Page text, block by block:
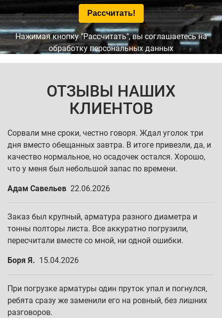
Нажимая кнопку "Рассчитать", вы соглашаетесь на
обработку персональных данных
ОТЗЫВЫ НАШИХ
КЛИЕНТОВ
Сорвали мне сроки, честно говоря. Ждал уголок три
дня вместо обещанных завтра. В итоге привезли, да, и
качество нормальное, но осадочек остался. Хорошо,
что у меня был небольшой запас по времени.
Адам Савельев 22.06.2026
Заказ был крупный, арматура разного диаметра и
тонны полторы листа. Все аккуратно погрузили,
пересчитали вместе со мной, ни одной ошибки.
Боря Я. 15.04.2026
При погрузке арматуры один пруток упал и погнулся,
ребята сразу же заменили его на ровный, без лишних
разговоров.